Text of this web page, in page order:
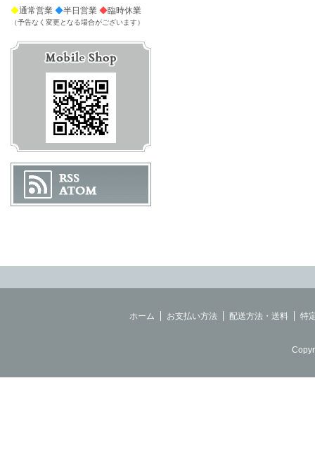
◆通常営業 ◆半日営業 ◆臨時休業
（予告なく変更となる場合がございます）
ホーム お支払い方法 配送方法・送料 特